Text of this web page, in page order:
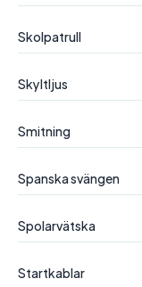
Skolpatrull
Skyltljus
Smitning
Spanska svängen
Spolarvätska
Startkablar